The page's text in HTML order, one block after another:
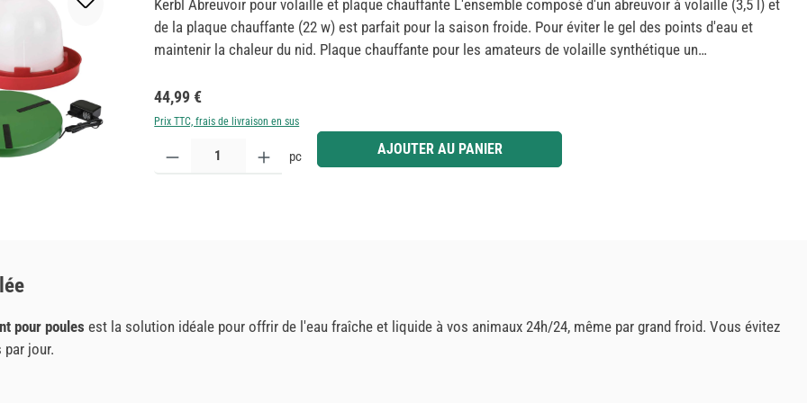
Kerbl Abreuvoir pour volaille et plaque chauffante L'ensemble composé d'un abreuvoir à volaille (3,5 l) et
de la plaque chauffante (22 w) est parfait pour la saison froide. Pour éviter le gel des points d'eau et
maintenir la chaleur du nid. Plaque chauffante pour les amateurs de volaille synthétique un
Longueur du câble: 2 m Isolation en PU pour une dissipation ciblée de la chaleur vers le haut avec des
pieds antidérapants pour une position sûre de la plaque chauffante avec des bandes antidérapantes sur le
dessus pour que les buveurs puissent se tenir debout en toute sécurité Abreuvoir en plastique: origine:
Stükerjürgen pour les poussins et les poules élevés au sol avec une fermeture à baïonnette éprouvée
Prix régulier :
44,99 €
Prix TTC, frais de livraison en sus
Quantité de produit : Entrez la quantité souhaitée ou utilisez les boutons pour augmenter ou diminuer la quantité.
pc AJOUTER AU PANIER
pour poules est la solution idéale pour offrir de l'eau fraîche et liquide à vos animaux 24h/24, même par grand froid. Vous évitez
jour.